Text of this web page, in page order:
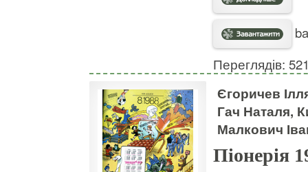
Переглядів:
Єгоричев
Гач Наталя,
Малкович
Піонерія